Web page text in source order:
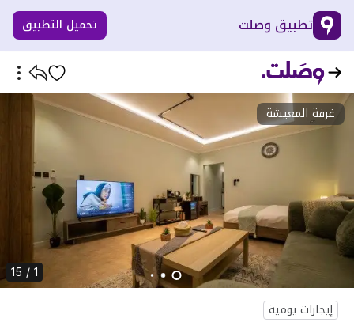
تطبيق وصلت تحميل التطبيق
غرفة المعيشة
1 / 15
إيجارات يومية